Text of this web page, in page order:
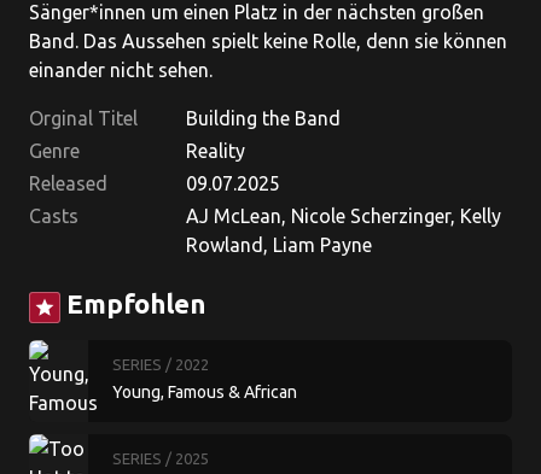
Sänger*innen um einen Platz in der nächsten großen
Band. Das Aussehen spielt keine Rolle, denn sie können
einander nicht sehen.
Orginal Titel
Building the Band
Genre
Reality
Released
09.07.2025
Casts
AJ McLean, Nicole Scherzinger, Kelly
Rowland, Liam Payne
star Empfohlen
SERIES / 2022
Young, Famous & African
SERIES / 2025